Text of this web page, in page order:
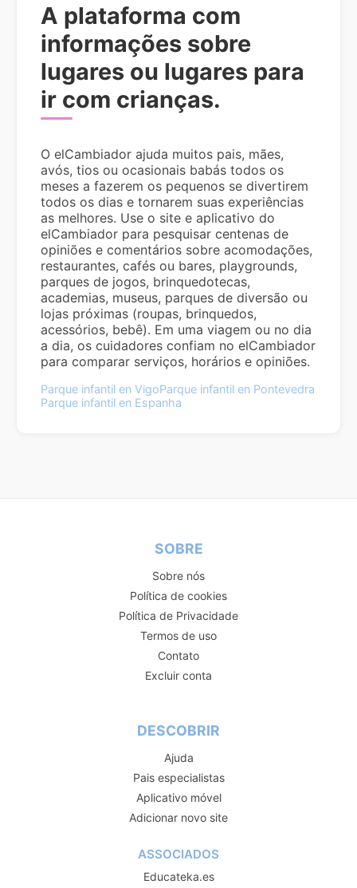
A plataforma com
informações sobre
lugares ou lugares para
ir com crianças.
O elCambiador ajuda muitos pais, mães,
avós, tios ou ocasionais babás todos os
meses a fazerem os pequenos se divertirem
todos os dias e tornarem suas experiências
as melhores. Use o site e aplicativo do
elCambiador para pesquisar centenas de
opiniões e comentários sobre acomodações,
restaurantes, cafés ou bares, playgrounds,
parques de jogos, brinquedotecas,
academias, museus, parques de diversão ou
lojas próximas (roupas, brinquedos,
acessórios, bebê). Em uma viagem ou no dia
a dia, os cuidadores confiam no elCambiador
para comparar serviços, horários e opiniões.
Parque infantil en VigoParque infantil en Pontevedra
Parque infantil en Espanha
SOBRE
Sobre nós
Política de cookies
Política de Privacidade
Termos de uso
Contato
Excluir conta
DESCOBRIR
Ajuda
Pais especialistas
Aplicativo móvel
Adicionar novo site
ASSOCIADOS
Educateka.es